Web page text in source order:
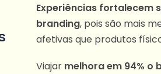
Experiências fortalecem
branding, pois são mais
afetivas que produtos
Viajar melhora em 94% o